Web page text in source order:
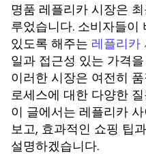
명품 레플리카 시장은
루었습니다. 소비자들이
있도록 해주는 레플리카
일과 접근성 있는 가격
이러한 시장은 여전히
로세스에 대한 다양한
이 글에서는 레플리카
보고, 효과적인 쇼핑 팁
설명하겠습니다.